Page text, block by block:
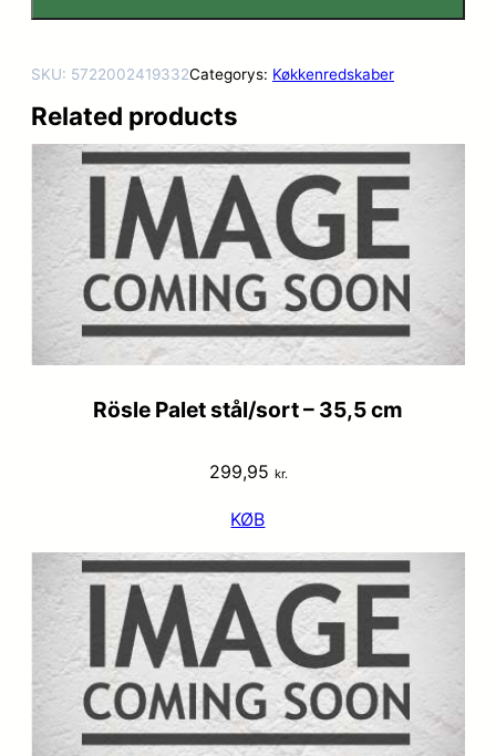
SKU: 5722002419332Categorys: Køkkenredskaber
Related products
Rösle Palet stål/sort – 35,5 cm
299,95 kr.
KØB